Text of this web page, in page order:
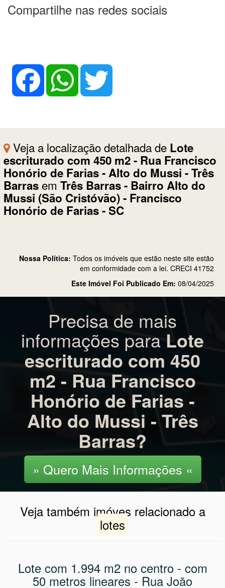
Compartilhe nas redes sociais
Facebook WhatsApp
Veja a localização detalhada de Lote
escriturado com 450 m2 - Rua Francisco
Honório de Farias - Alto do Mussi - Três
Barrasem Três Barras - Bairro Alto do
Mussi (São Cristóvão) - Francisco
Honório de Farias - SC
Nossa Política: Todos os imóveis que estão neste site estão
em conformidade com a lei. CRECI 41752
Este Imóvel Foi Publicado Em: 08/04/2025
Precisa de mais
informações para Lote
escriturado com 450
m2 - Rua Francisco
Honório de Farias -
Alto do Mussi - Três
Barras?
» Quero Mais Informações «
Veja também imóves relacionado a
lotes
Lote com 1.994 m2 no centro - com
50 metros lineares - Rua João